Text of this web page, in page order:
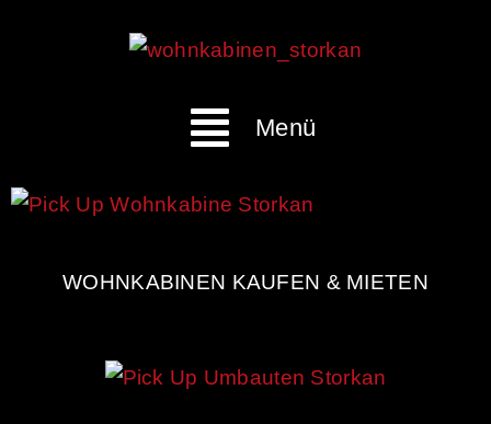
Menü
WOHNKABINEN KAUFEN & MIETEN